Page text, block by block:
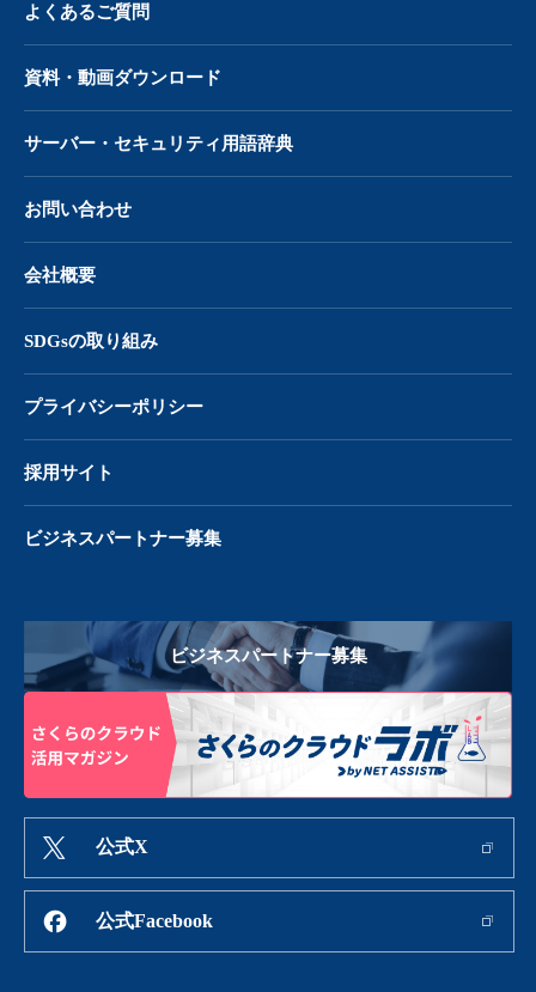
よくあるご質問
資料・動画ダウンロード
サーバー・ セキュリティ用語辞典
お問い合わせ
会社概要
SDGsの取り組み
プライバシーポリシー
採用サイト
ビジネスパートナー募集
ビジネスパートナー募集
公式X
公式Facebook